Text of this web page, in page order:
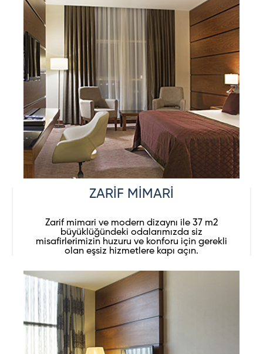
ZARİF MİMARİ
Zarif mimari ve modern dizaynı ile 37 m2
büyüklüğündeki odalarımızda siz
misafirlerimizin huzuru ve konforu için gerekli
olan eşsiz hizmetlere kapı açın.